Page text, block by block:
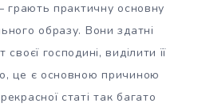
грають практичну основну
образу. Вони здатні
господині, виділити її
це є основною причиною
статі так багато